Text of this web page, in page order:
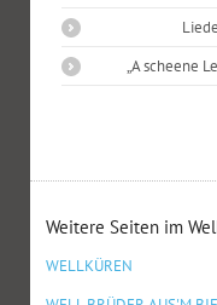
„A scheene
Weitere Seiten im
WELLKÜREN